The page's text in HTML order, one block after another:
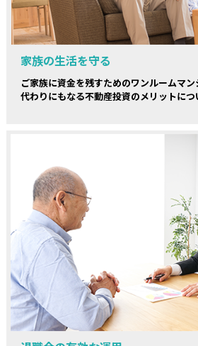
家族の生活を守る
ご家族に資金を残すためのワンルームマ
代わりにもなる不動産投資のメリットにつ